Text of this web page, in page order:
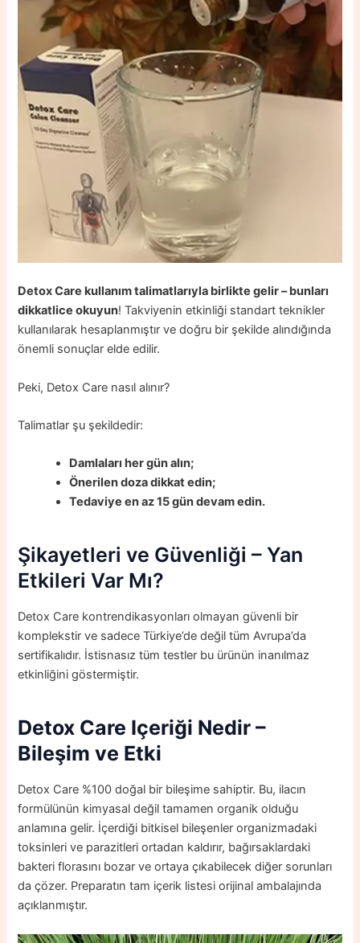
Detox Care kullanım talimatlarıyla birlikte gelir – bunları
dikkatlice okuyun! Takviyenin etkinliği standart teknikler
kullanılarak hesaplanmıştır ve doğru bir şekilde alındığında
önemli sonuçlar elde edilir.
Peki, Detox Care nasıl alınır?
Talimatlar şu şekildedir:
Damlaları her gün alın;
Önerilen doza dikkat edin;
Tedaviye en az 15 gün devam edin.
Şikayetleri ve Güvenliği – Yan
Etkileri Var Mı?
Detox Care kontrendikasyonları olmayan güvenli bir
komplekstir ve sadece Türkiye’de değil tüm Avrupa’da
sertifikalıdır. İstisnasız tüm testler bu ürünün inanılmaz
etkinliğini göstermiştir.
Detox Care Içeriği Nedir –
Bileşim ve Etki
Detox Care %100 doğal bir bileşime sahiptir. Bu, ilacın
formülünün kimyasal değil tamamen organik olduğu
anlamına gelir. İçerdiği bitkisel bileşenler organizmadaki
toksinleri ve parazitleri ortadan kaldırır, bağırsaklardaki
bakteri florasını bozar ve ortaya çıkabilecek diğer sorunları
da çözer. Preparatın tam içerik listesi orijinal ambalajında
açıklanmıştır.